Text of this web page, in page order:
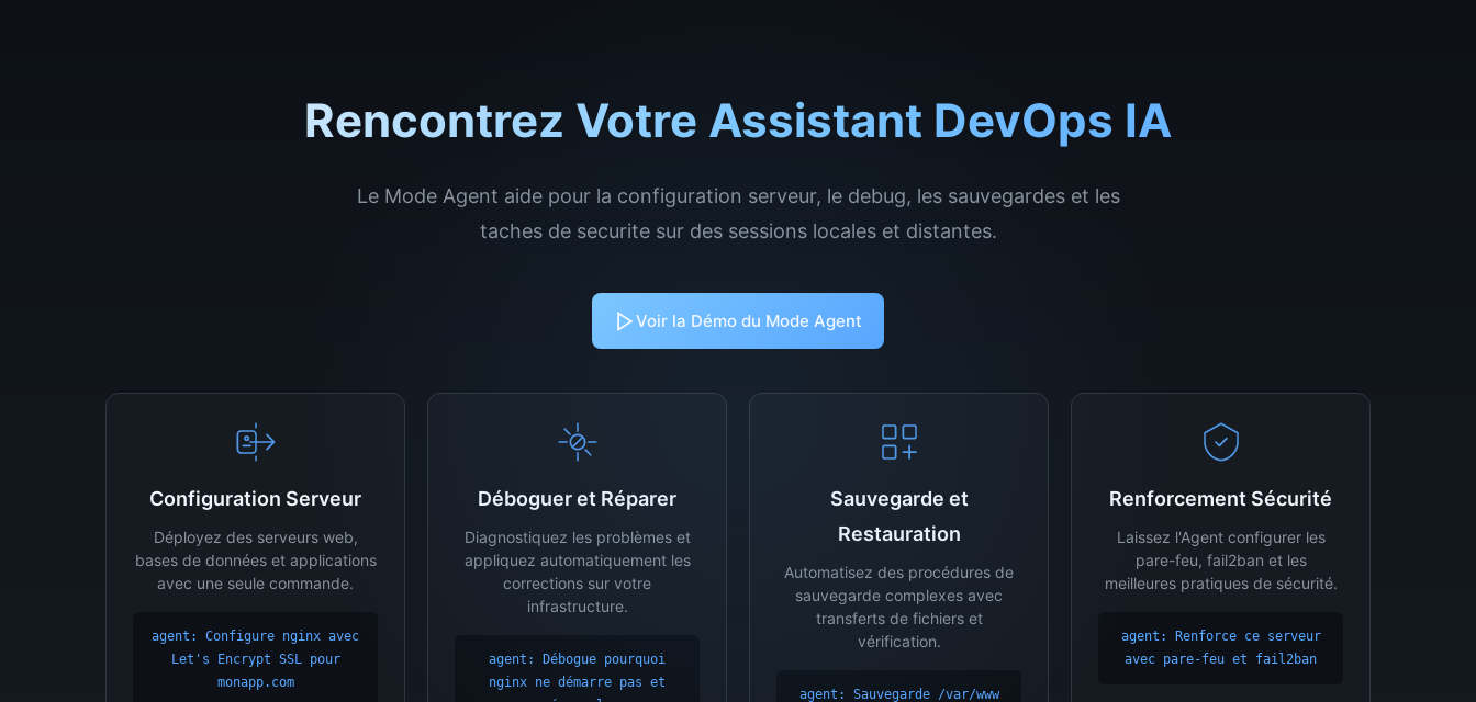
Rencontrez Votre Assistant DevOps IA
Le Mode Agent aide pour la configuration serveur, le debug, les sauvegardes et les
taches de securite sur des sessions locales et distantes.
Voir la Démo du Mode Agent
Configuration Serveur
Déployez des serveurs web,
bases de données et applications
avec une seule commande.
agent: Configure nginx avec
Let's Encrypt SSL pour
monapp.com
Déboguer et Réparer
Diagnostiquez les problèmes et
appliquez automatiquement les
corrections sur votre
infrastructure.
agent: Débogue pourquoi
nginx ne démarre pas et
Sauvegarde et
Restauration
Automatisez des procédures de
sauvegarde complexes avec
transferts de fichiers et
vérification.
agent: Sauvegarde /var/www
Renforcement Sécurité
Laissez l'Agent configurer les
pare-feu, fail2ban et les
meilleures pratiques de sécurité.
agent: Renforce ce serveur
avec pare-feu et fail2ban